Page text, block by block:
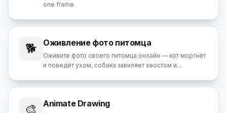
one frame
🐕 Оживление фото питомца
Оживите фото своего питомца онлайн — кот моргнёт
и поведёт ухом, собака завиляет хвостом и
естественными движениями, характерными именно
🎨 Animate Drawing